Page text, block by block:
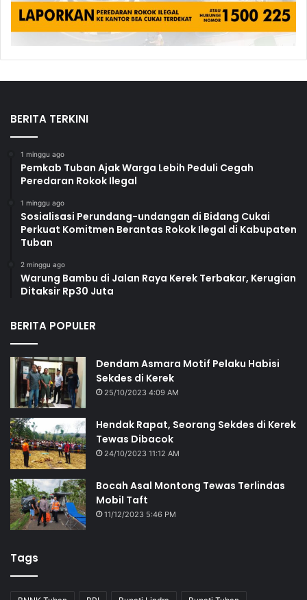
BERITA TERKINI
1 minggu ago
Pemkab Tuban Ajak Warga Lebih Peduli Cegah
Peredaran Rokok Ilegal
1 minggu ago
Sosialisasi Perundang-undangan di Bidang Cukai
Perkuat Komitmen Berantas Rokok Ilegal di Kabupaten
Tuban
2 minggu ago
Warung Bambu di Jalan Raya Kerek Terbakar, Kerugian
Ditaksir Rp30 Juta
BERITA POPULER
Dendam Asmara Motif Pelaku Habisi
Sekdes di Kerek
25/10/2023 4:09 AM
Hendak Rapat, Seorang Sekdes di Kerek
Tewas Dibacok
24/10/2023 11:12 AM
Bocah Asal Montong Tewas Terlindas
Mobil Taft
11/12/2023 5:46 PM
Tags